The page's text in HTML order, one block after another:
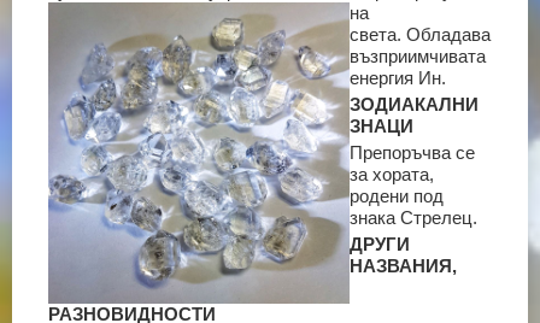
на
света. Обладава
възприимчивата
енергия Ин.
ЗОДИАКАЛНИ
ЗНАЦИ
Препоръчва се
за хората,
родени под
знака Стрелец.
ДРУГИ
НАЗВАНИЯ,
РАЗНОВИДНОСТИ